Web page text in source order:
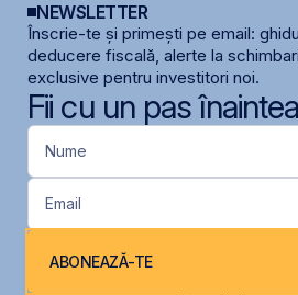
NEWSLETTER
Înscrie-te și primești pe email:
deducere fiscală, alerte la
exclusive pentru investitori noi.
Fii cu un pas
Nume
Email
ABONEAZĂ-TE